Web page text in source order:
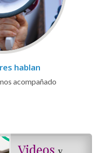
hablan
acompañado